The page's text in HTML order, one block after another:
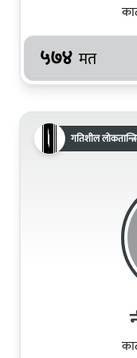
५७४ मत
गतिशील